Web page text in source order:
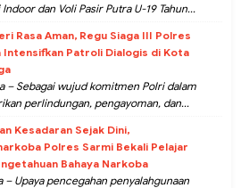
dan Voli Pasir Putra U-19 Tahun...
Rasa Aman, Regu Siaga III Polres
Intensifkan Patroli Dialogis di Kota
– Sebagai wujud komitmen Polri dalam
perlindungan, pengayoman, dan...
Kesadaran Sejak Dini,
Polres Sarmi Bekali Pelajar
Bahaya Narkoba
– Upaya pencegahan penyalahgunaan